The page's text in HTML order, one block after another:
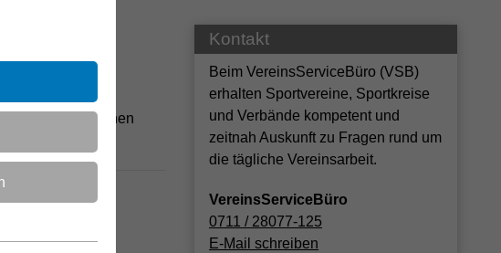
richtet, stehen
Sie hier.
internen
Kontakt
Beim VereinsServiceBüro (VSB)
erhalten Sportvereine, Sportkreise
und Verbände kompetent und
zeitnah Auskunft zu Fragen rund um
die tägliche Vereinsarbeit.
VereinsServiceBüro
0711 / 28077-125
E-Mail schreiben